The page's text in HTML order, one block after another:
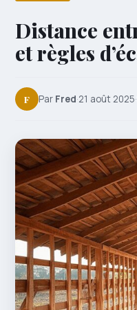
Distance
et règles
F Par Fred·21 août 2025·